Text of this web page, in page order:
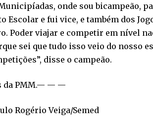
onde sou bicampeão,
Escolar e fui vice, e também dos
Poder viajar e competir em nível
sei que tudo isso veio do nosso
disse o campeão.
da PMM.— — —
Rogério Veiga/Semed